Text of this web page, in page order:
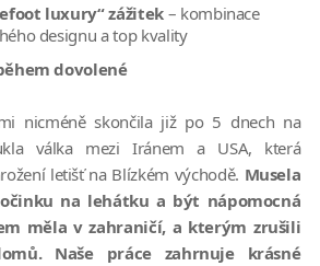
luxury“ zážitek– kombinace
designu a top kvality
dovolené
nicméně skončila již po 5 dnech na
válka mezi Iránem a USA, která
letišť na Blízkém východě. Musela
na lehátku a být nápomocná
měla v zahraničí, a kterým zrušili
Naše práce zahrnuje krásné